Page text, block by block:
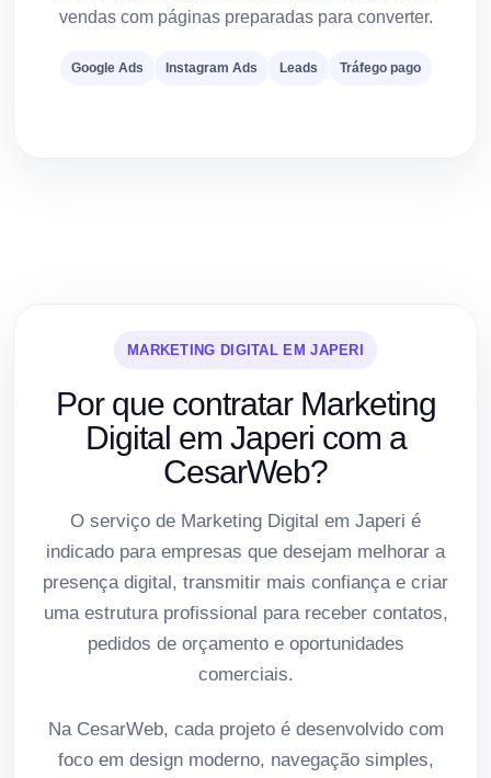
vendas com páginas preparadas para converter.
Google Ads Instagram Ads Leads Tráfego pago
MARKETING DIGITAL EM JAPERI
Por que contratar Marketing
Digital em Japeri com a
CesarWeb?
O serviço de Marketing Digital em Japeri é
indicado para empresas que desejam melhorar a
presença digital, transmitir mais confiança e criar
uma estrutura profissional para receber contatos,
pedidos de orçamento e oportunidades
comerciais.
Na CesarWeb, cada projeto é desenvolvido com
foco em design moderno, navegação simples,